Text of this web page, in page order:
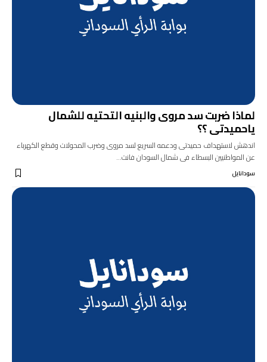
لماذا ضربت سد مروى والبنيه التحتيه للشمال
ياحميدتى ؟؟
اندهش لاستهداف حميدتى ودعمه السريع لسد مروى وضرب المحولات وقطع الكهرباء
عن المواطنيين البسطاء فى شمال السودان فانت…
سودانايل